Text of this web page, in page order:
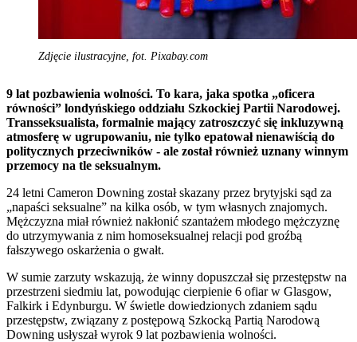
Zdjęcie ilustracyjne, fot. Pixabay.com
9 lat pozbawienia wolności. To kara, jaka spotka „oficera
równości” londyńskiego oddziału Szkockiej Partii Narodowej.
Transseksualista, formalnie mający zatroszczyć się inkluzywną
atmosferę w ugrupowaniu, nie tylko epatował nienawiścią do
politycznych przeciwników - ale został również uznany winnym
przemocy na tle seksualnym.
24 letni Cameron Downing został skazany przez brytyjski sąd za
„napaści seksualne” na kilka osób, w tym własnych znajomych.
Mężczyzna miał również nakłonić szantażem młodego mężczyznę
do utrzymywania z nim homoseksualnej relacji pod groźbą
fałszywego oskarżenia o gwałt.
W sumie zarzuty wskazują, że winny dopuszczał się przestępstw na
przestrzeni siedmiu lat, powodując cierpienie 6 ofiar w Glasgow,
Falkirk i Edynburgu. W świetle dowiedzionych zdaniem sądu
przestępstw, związany z postępową Szkocką Partią Narodową
Downing usłyszał wyrok 9 lat pozbawienia wolności.